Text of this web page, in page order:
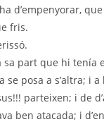
d’empenyorar,
fris.
sa part que hi tenía
se posa a s’altra; i
parteixen; i de
ben atacada; i